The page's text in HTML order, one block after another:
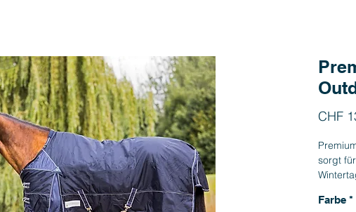
CHF
sorgt
Farbe *